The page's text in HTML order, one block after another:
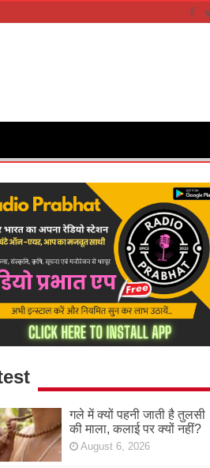
गले में क्यों पहनी जाती है तुलसी
की माला, कलाई पर क्यों नहीं?
August 6, 2026